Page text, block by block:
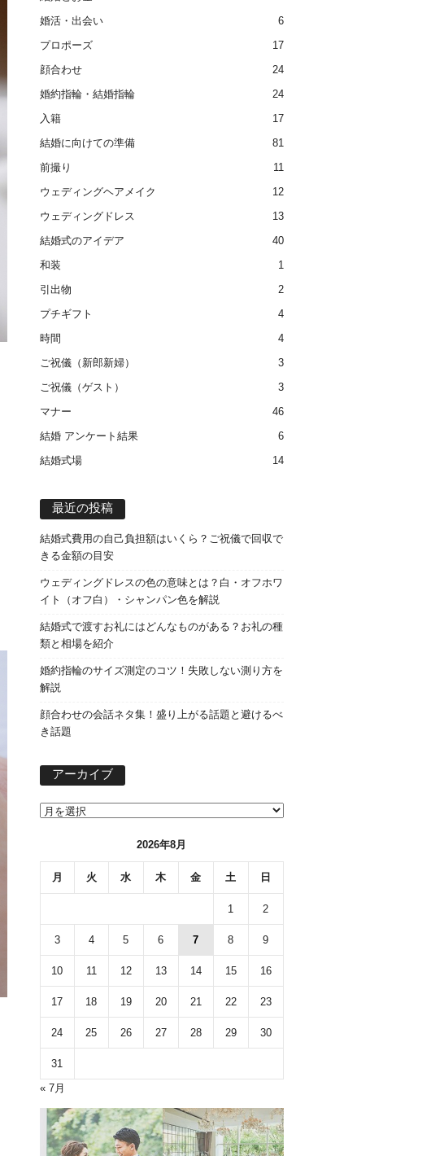
婚活・出会い
6
プロポーズ
17
顔合わせ
24
婚約指輪・結婚指輪
24
入籍
17
結婚に向けての準備
81
前撮り
11
ウェディングヘアメイク
12
ウェディングドレス
13
結婚式のアイデア
40
和装
1
引出物
2
プチギフト
4
時間
4
ご祝儀（新郎新婦）
3
ご祝儀（ゲスト）
3
マナー
46
結婚 アンケート結果
6
結婚式場
14
最近の投稿
結婚式費用の自己負担額はいくら？ご祝儀で回収で
きる金額の目安
ウェディングドレスの色の意味とは？白・オフホワ
イト（オフ白）・シャンパン色を解説
結婚式で渡すお礼にはどんなものがある？お礼の種
類と相場を紹介
婚約指輪のサイズ測定のコツ！失敗しない測り方を
解説
顔合わせの会話ネタ集！盛り上がる話題と避けるべ
き話題
アーカイブ
2026年8月
月 火 水 木 金 土 日
1 2
3 4 5 6 7 8 9
10 11 12 13 14 15 16
17 18 19 20 21 22 23
24 25 26 27 28 29 30
31
« 7月